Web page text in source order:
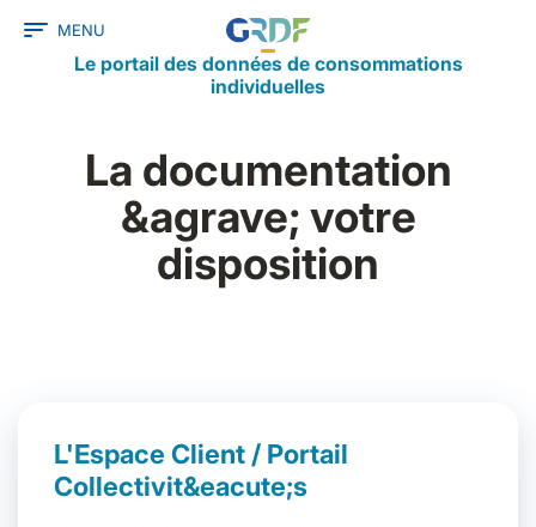
Saut au contenu principal
MENU
Le portail des données de consommations
individuelles
La documentation
&agrave; votre
disposition
L'Espace Client / Portail
Collectivit&eacute;s